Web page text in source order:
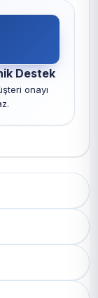
Destek
onayı